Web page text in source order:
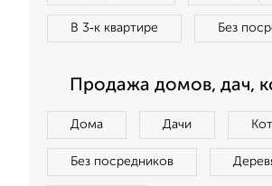
В 3‑к квартире Без
Продажа домов, дач,
Дома Дачи
Без посредников